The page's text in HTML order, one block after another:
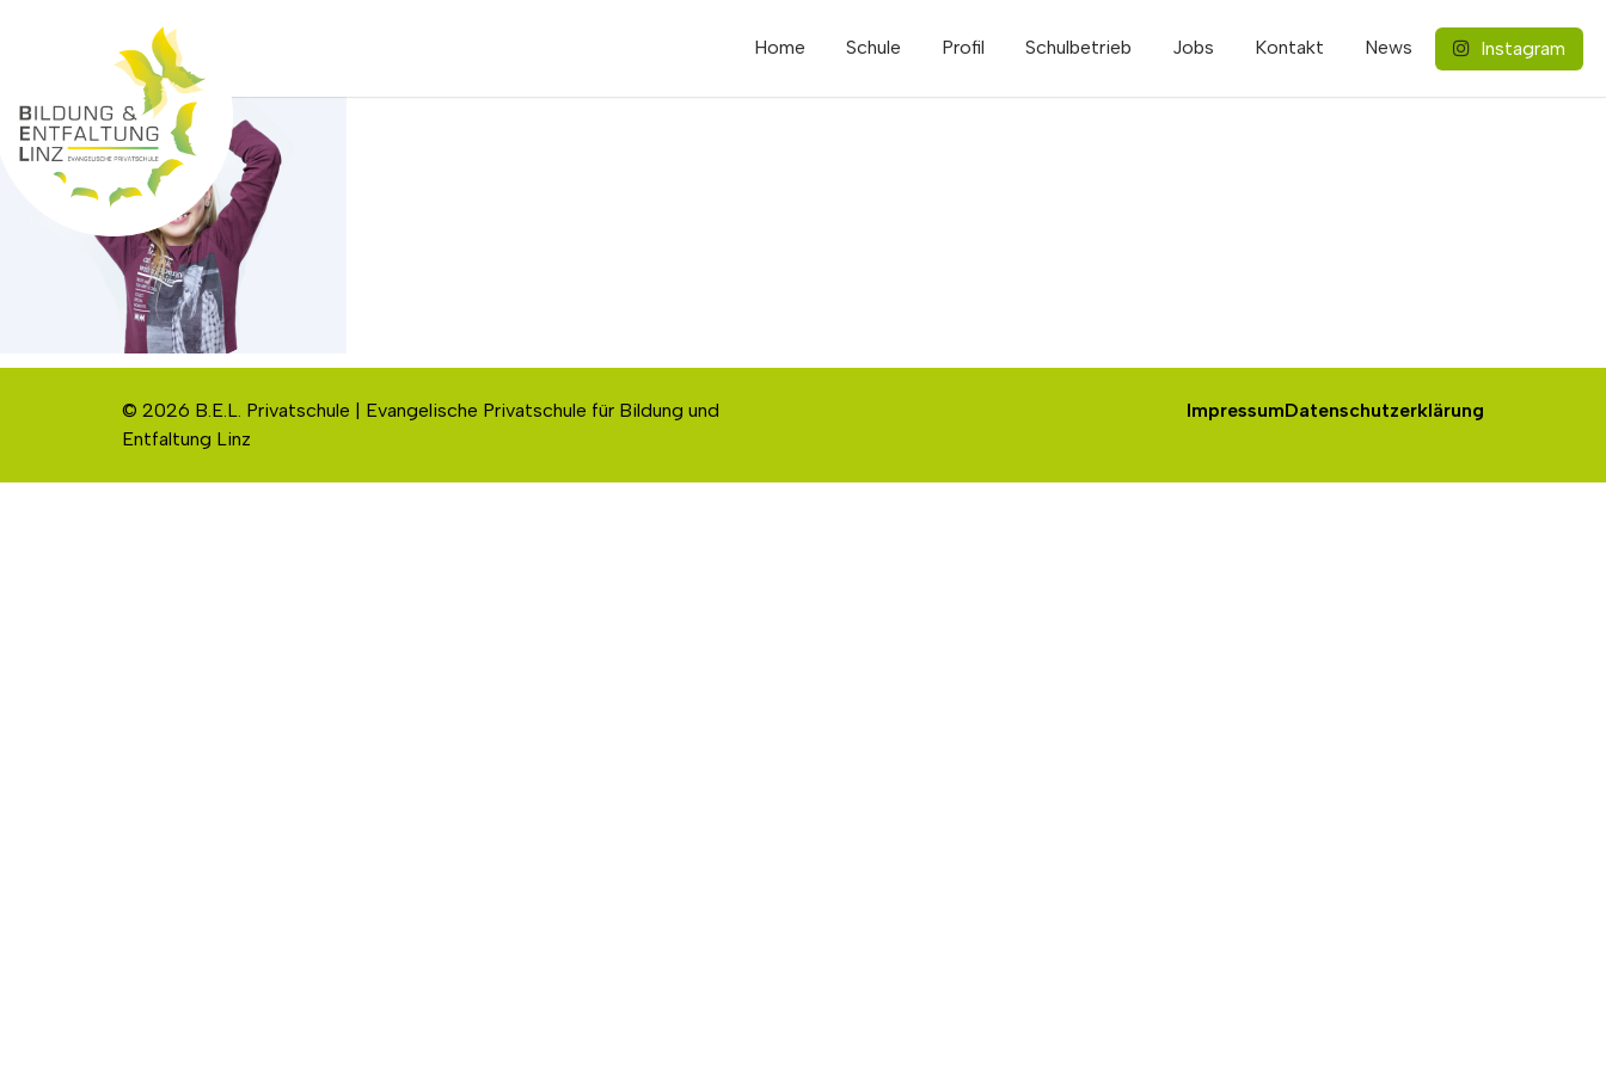
Home Schule Profil Schulbetrieb Jobs Kontakt News Instagram
© 2026 B.E.L. Privatschule | Evangelische Privatschule für Bildung und
Entfaltung Linz
ImpressumDatenschutzerklärung